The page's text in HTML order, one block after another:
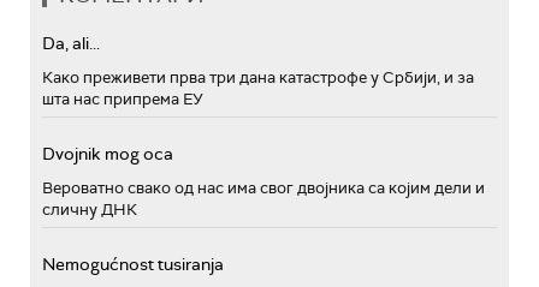
Da, ali...
Како преживети прва три дана катастрофе у Србији, и за
шта нас припрема ЕУ
Dvojnik mog oca
Вероватно свако од нас има свог двојника са којим дели и
сличну ДНК
Nemogućnost tusiranja